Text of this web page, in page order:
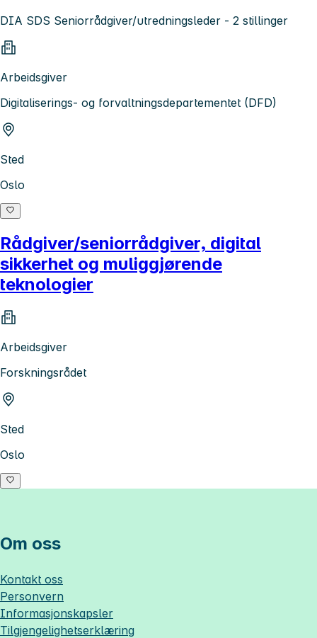
DIA SDS Seniorrådgiver/utredningsleder - 2 stillinger
Arbeidsgiver
Digitaliserings- og forvaltningsdepartementet (DFD)
Sted
Oslo
Rådgiver/seniorrådgiver, digital
sikkerhet og muliggjørende
teknologier
Arbeidsgiver
Forskningsrådet
Sted
Oslo
Om oss
Kontakt oss
Personvern
Informasjonskapsler
Tilgjengelighetserklæring